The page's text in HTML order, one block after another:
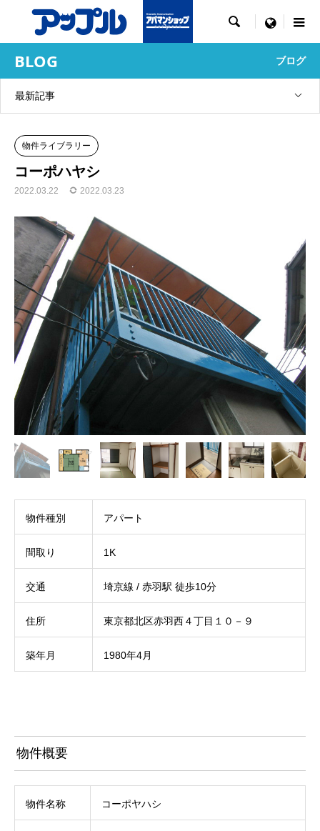
 menu
BLOG ブログ
最新記事
物件ライブラリー
コーポハヤシ
2022.03.22 2022.03.23
物件種別 アパート
間取り 1K
交通 埼京線 / 赤羽駅 徒歩10分
住所 東京都北区赤羽西４丁目１０－９
築年月 1980年4月
物件概要
物件名称 コーポヤハシ